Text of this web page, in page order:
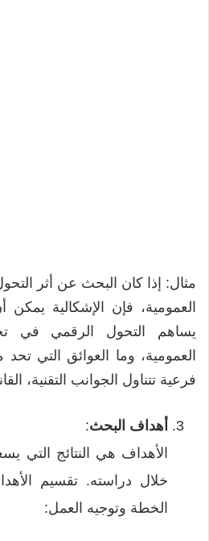
مثال: إذا كان البحث عن أثر
العمومية، فإن الإشكالية
يساهم التحول الرقمي في
العمومية، وما العوائق التي
فرعية تتناول الجوانب التقنية،
أهداف البحث:
الأهداف هي النتائج التي
خلال دراسته. تقسيم
الخطة وتوجيه العمل: